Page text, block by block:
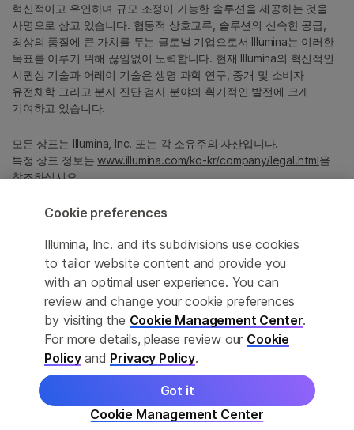
정확한 번역을 제공하고자 합당한 노력을 기울였으나, 자동 번역은
완벽하지 않으며, 그 목적 또한 원문을 대체하기 위함이 아닙니다.
공식 콘텐츠는 영문 버전의 원문 콘텐츠임을 참고 부탁드립니다.
혁신적이고 유연하며 규모 조정이 가능한 솔루션을 제공하는 것을
사명으로 삼고 있습니다. 협동적 상호교류, 솔루션의 신속한 공급,
최상의 품질에 큰 가치를 두는 글로벌 기업으로서 Illumina는 이러한
목표를 이루기 위해 끊임없이 노력합니다. 현재 Illumina의 혁신적인
시퀀싱 기술과 어레이 기술은 생명 과학 연구, 중개 및 소비자
유전체학 그리고 분자 진단 검사 분야의 획기적인 발전에 크게
기여하고 있습니다.
모든 상표는 Illumina, Inc. 또는 각 소유주의 자산입니다.
특정 상표 정보는www.illumina.com/ko-kr/company/legal.html 을
참조하십시오.
Privacy Policy
© 2026 Illumina, Inc. All rights reserved.
Cookie preferences
Illumina, Inc. and its subdivisions use cookies
to tailor website content and provide you
with an optimal user experience. You can
review and change your cookie preferences
by visiting the Cookie Management Center.
For more details, please review our Cookie
Policyand Privacy Policy.
Cookie Management Center
Got it